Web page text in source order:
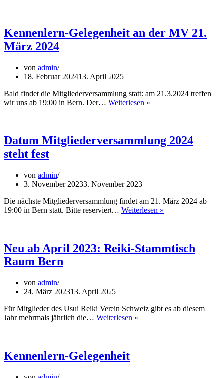
Kennenlern-Gelegenheit an der MV 21.
März 2024
von admin
18. Februar 202413. April 2025
Bald findet die Mitgliederversammlung statt: am 21.3.2024 treffen
wir uns ab 19:00 in Bern. Der… Weiterlesen »
MV
21.
Datum Mitgliederversammlung 2024
steht fest
von admin
3. November 20233. November 2023
Die nächste Mitgliederversammlung findet am 21. März 2024 ab
19:00 in Bern statt. Bitte reserviert… Weiterlesen »
fest
Neu ab April 2023: Reiki-Stammtisch
Raum Bern
von admin
24. März 202313. April 2025
Für Mitglieder des Usui Reiki Verein Schweiz gibt es ab diesem
Jahr mehrmals jährlich die… Weiterlesen »
Kennenlern-Gelegenheit